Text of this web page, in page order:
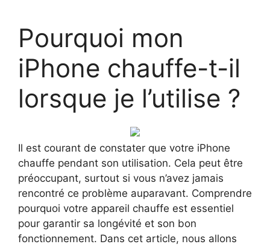
Pourquoi mon
iPhone chauffe-t-il
lorsque je l’utilise ?
Il est courant de constater que votre iPhone
chauffe pendant son utilisation. Cela peut être
préoccupant, surtout si vous n’avez jamais
rencontré ce problème auparavant. Comprendre
pourquoi votre appareil chauffe est essentiel
pour garantir sa longévité et son bon
fonctionnement. Dans cet article, nous allons